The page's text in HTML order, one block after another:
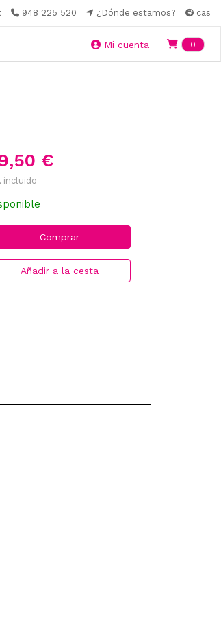
948 225 520 ¿Dónde estamos? cas
Mi cuenta 0
€
incluido
Comprar
Añadir a la cesta